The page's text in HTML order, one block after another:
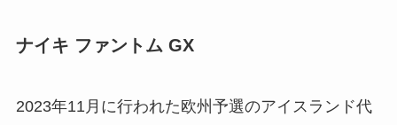
ナイキ ファントム GX
2023年11月に行われた欧州予選のアイスランド代